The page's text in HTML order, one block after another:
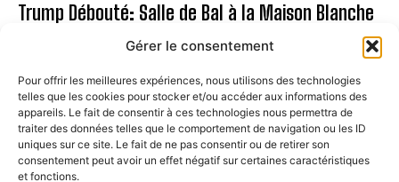
Gérer le consentement
Pour offrir les meilleures expériences, nous utilisons des technologies
telles que les cookies pour stocker et/ou accéder aux informations des
appareils. Le fait de consentir à ces technologies nous permettra de
traiter des données telles que le comportement de navigation ou les ID
uniques sur ce site. Le fait de ne pas consentir ou de retirer son
consentement peut avoir un effet négatif sur certaines caractéristiques
et fonctions.
Trump Débouté: Salle de Bal à la Maison Blanche
Page
CONTACT